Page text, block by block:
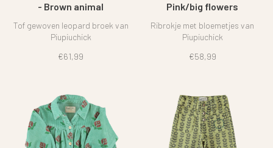
- Brown animal
Tof gewoven leopard broek van
Piupiuchick
€61,99
Pink/big flowers
Ribrokje met bloemetjes van
Piupiuchick
€58,99